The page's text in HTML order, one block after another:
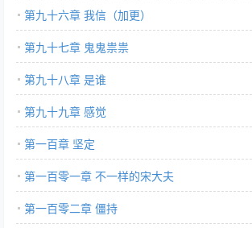
第九十六章 我信（加更）
第九十七章 鬼鬼祟祟
第九十八章 是谁
第九十九章 感觉
第一百章 坚定
第一百零一章 不一样的宋大夫
第一百零二章 僵持